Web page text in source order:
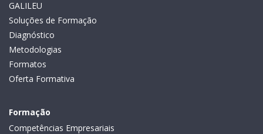
GALILEU
Soluções de Formação
Diagnóstico
Metodologias
Formatos
Oferta Formativa
Formação
Competências Empresariais